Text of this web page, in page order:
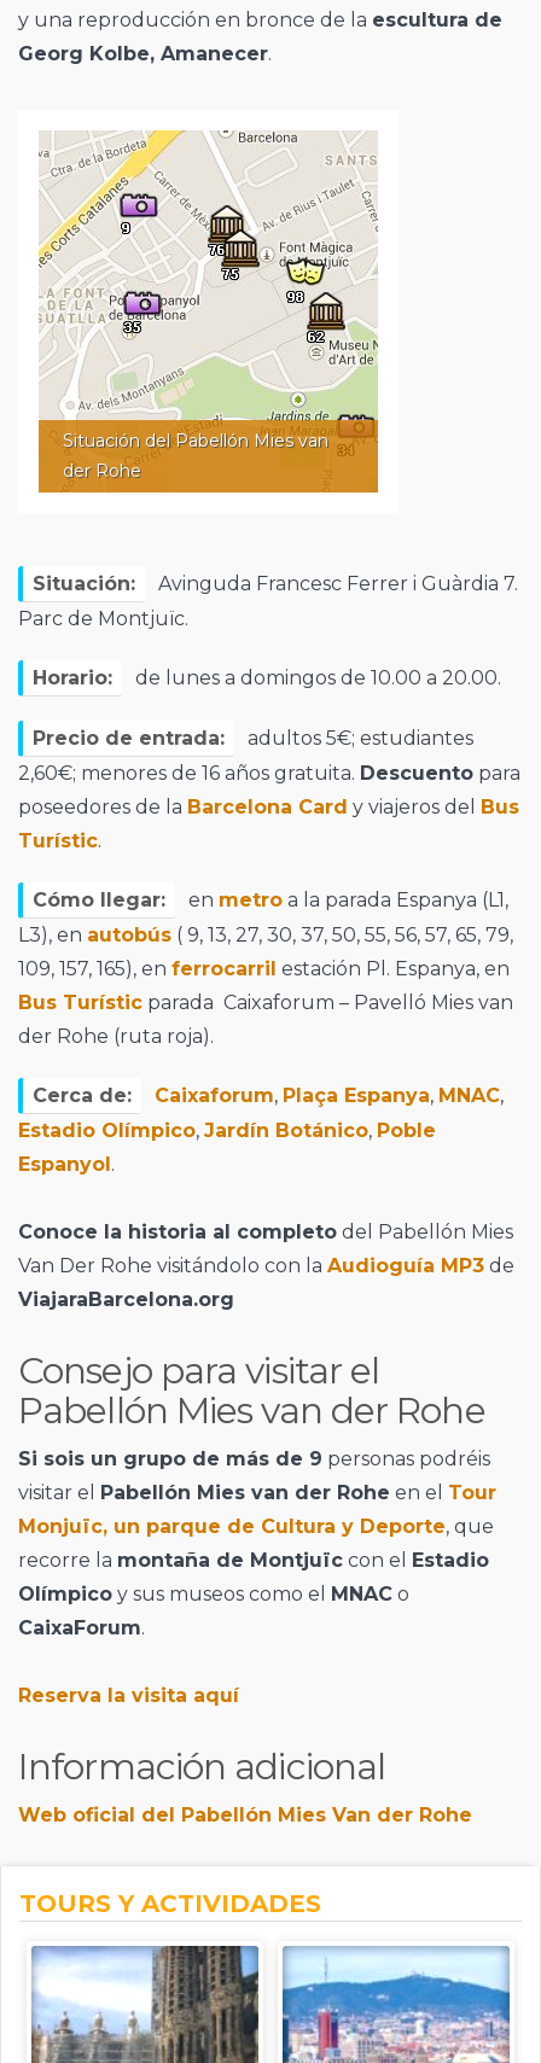
y una reproducción en bronce de la escultura de
Georg Kolbe, Amanecer.
Situación del Pabellón Mies van
der Rohe
Situación:
Avinguda Francesc Ferrer i Guàrdia 7.
Parc de Montjuïc.
Horario: de lunes a domingos de 10.00 a 20.00.
Precio de entrada:
adultos 5€; estudiantes
2,60€; menores de 16 años gratuita. Descuento para
poseedores de la Barcelona Card y viajeros del
Bus
Turístic.
Cómo llegar: en metro a la parada Espanya (L1,
L3), en autobús ( 9, 13, 27, 30, 37, 50, 55, 56, 57, 65, 79,
109, 157, 165), en ferrocarril estación Pl. Espanya, en
Bus Turístic parada Caixaforum – Pavelló Mies van
der Rohe (ruta roja).
Cerca de: Caixaforum, Plaça Espanya, MNAC,
Estadio Olímpico, Jardín Botánico, Poble
Espanyol .
Conoce la historia al completo del Pabellón Mies
Van Der Rohe visitándolo con la Audioguía MP3 de
ViajaraBarcelona.org
Consejo para visitar el
Pabellón Mies van der Rohe
Si sois un grupo de más de 9 personas podréis
visitar el
Pabellón Mies van der Rohe en el Tour
Monjuïc, un parque de Cultura y Deporte, que
recorre la montaña de Montjuïc con el
Estadio
Olímpico y sus museos como el MNAC o
CaixaForum.
Reserva la visita aquí
Información adicional
Web oficial del Pabellón Mies Van der Rohe
TOURS Y ACTIVIDADES